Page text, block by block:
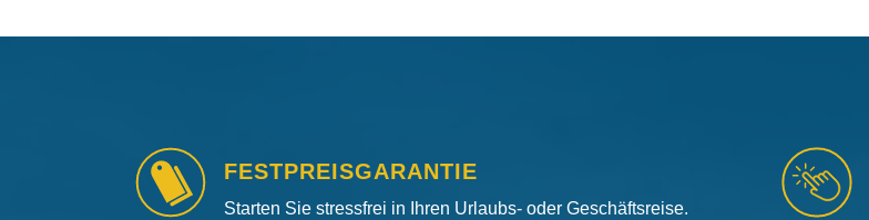
FESTPREISGARANTIE
Starten Sie stressfrei in Ihren Urlaubs- oder Geschäftsreise.